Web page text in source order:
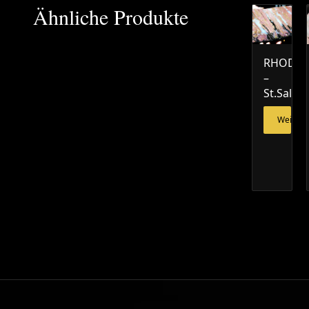
Ähnliche Produkte
–